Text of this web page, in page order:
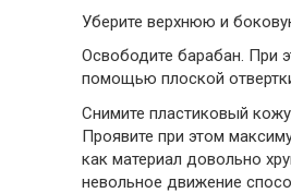
Уберите верхнюю и
Освободите барабан. При
помощью плоской
Снимите пластиковый
Проявите при этом
как материал довольно
невольное движение